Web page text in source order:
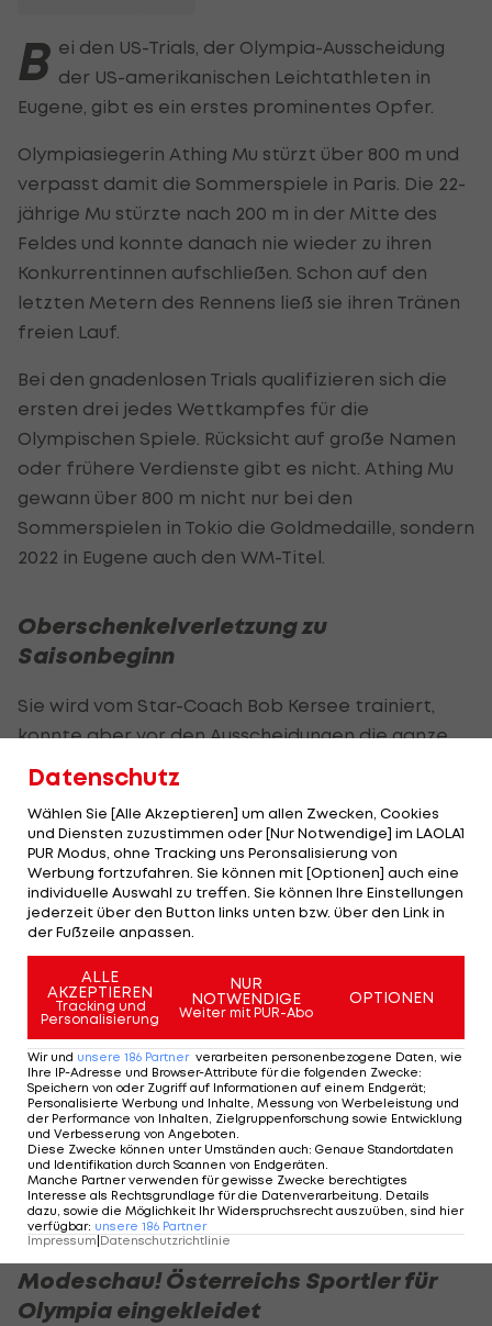
B ei den US-Trials, der Olympia-Ausscheidung
der US-amerikanischen Leichtathleten in
Eugene, gibt es ein erstes prominentes Opfer.
Olympiasiegerin Athing Mu stürzt über 800 m und
verpasst damit die Sommerspiele in Paris. Die 22-
jährige Mu stürzte nach 200 m in der Mitte des
Feldes und konnte danach nie wieder zu ihren
Konkurrentinnen aufschließen. Schon auf den
letzten Metern des Rennens ließ sie ihren Tränen
freien Lauf.
Bei den gnadenlosen Trials qualifizieren sich die
ersten drei jedes Wettkampfes für die
Olympischen Spiele. Rücksicht auf große Namen
oder frühere Verdienste gibt es nicht. Athing Mu
gewann über 800 m nicht nur bei den
Sommerspielen in Tokio die Goldmedaille, sondern
2022 in Eugene auch den WM-Titel.
Oberschenkelverletzung zu
Saisonbeginn
Sie wird vom Star-Coach Bob Kersee trainiert,
konnte aber vor den Ausscheidungen die ganze
Saison nie starten. Wegen einer
die Saison. Für die USA starten in Paris über 800 m
Nia Akins (1. in 1:57,36 Minuten), Allie Wilson und
Juliette Whittaker.
Eine weitere Überraschung gab es im Diskus: Die
26-jährige Weltmeisterin Laulauga Tausaga
schaffte in der Qualifikation keinen gültigen Wurf
und verpasste das Finale und die Olympischen
Spiele.
Premiere! Leichtathletik-
Siegern winkt bei
Olympia Preisgeld
Olympia
Modeschau! Österreichs Sportler für
Olympia eingekleidet
Datenschutz
Wählen Sie [Alle Akzeptieren] um allen Zwecken, Cookies
und Diensten zuzustimmen oder [Nur Notwendige] im LAOLA1
PUR Modus, ohne Tracking uns Peronsalisierung von
Werbung fortzufahren. Sie können mit [Optionen] auch eine
individuelle Auswahl zu treffen. Sie können Ihre Einstellungen
jederzeit über den Button links unten bzw. über den Link in
der Fußzeile anpassen.
ALLE
AKZEPTIEREN
Tracking und
Personalisierung
NUR
NOTWENDIGE
Weiter mit PUR-Abo
OPTIONEN
Wir und unsere 186 Partner verarbeiten personenbezogene Daten, wie
Ihre IP-Adresse und Browser-Attribute für die folgenden Zwecke:
Speichern von oder Zugriff auf Informationen auf einem Endgerät;
Personalisierte Werbung und Inhalte, Messung von Werbeleistung und
der Performance von Inhalten, Zielgruppenforschung sowie Entwicklung
und Verbesserung von Angeboten.
Diese Zwecke können unter Umständen auch: Genaue Standortdaten
und Identifikation durch Scannen von Endgeräten.
Manche Partner verwenden für gewisse Zwecke berechtigtes
Interesse als Rechtsgrundlage für die Datenverarbeitung. Details
dazu, sowie die Möglichkeit Ihr Widerspruchsrecht auszuüben, sind hier
verfügbar: unsere 186 Partner
Impressum Datenschutzrichtlinie